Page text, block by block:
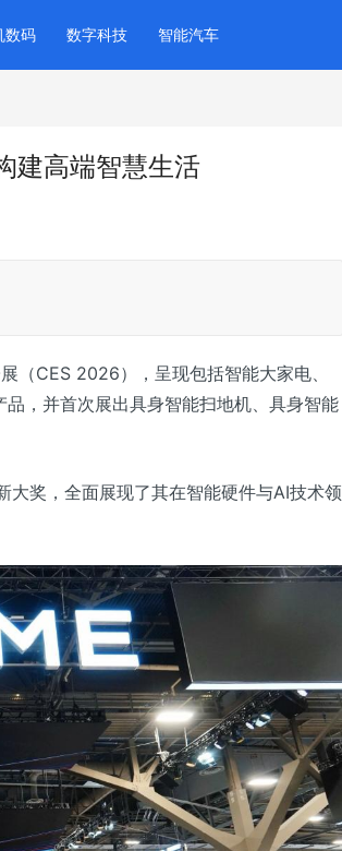
数码 数字科技 智能汽车
建高端智慧生活
（CES 2026），呈现包括智能大家电、
，并首次展出具身智能扫地机、具身智能
奖，全面展现了其在智能硬件与AI技术领